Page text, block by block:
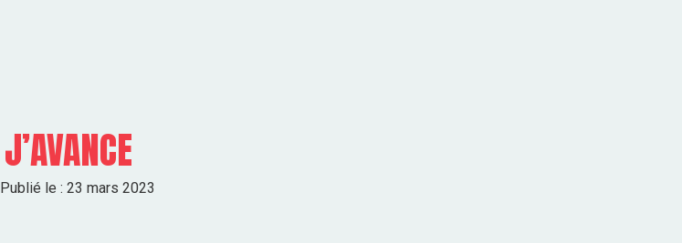
J’AVANCE
Publié le : 23 mars 2023